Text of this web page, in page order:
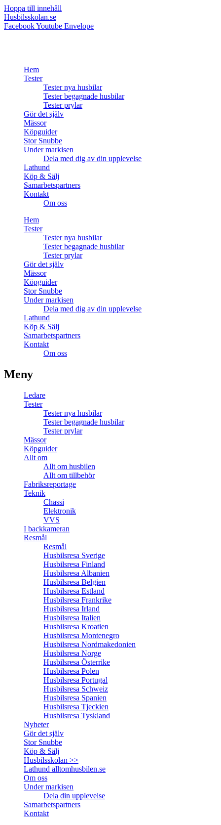
Hoppa till innehåll
Husbilsskolan.se
FacebookYoutube Envelope
Hem
Tester
Tester nya husbilar
Tester begagnade husbilar
Tester prylar
Gör det själv
Mässor
Köpguider
Stor Snubbe
Under markisen
Dela med dig av din upplevelse
Lathund
Köp & Sälj
Samarbetspartners
Kontakt
Om oss
Hem
Tester
Tester nya husbilar
Tester begagnade husbilar
Tester prylar
Gör det själv
Mässor
Köpguider
Stor Snubbe
Under markisen
Dela med dig av din upplevelse
Lathund
Köp & Sälj
Samarbetspartners
Kontakt
Om oss
Meny
Ledare
Tester
Tester nya husbilar
Tester begagnade husbilar
Tester prylar
Mässor
Köpguider
Allt om
Allt om husbilen
Allt om tillbehör
Fabriksreportage
Teknik
Chassi
Elektronik
VVS
I backkameran
Resmål
Resmål
Husbilsresa Sverige
Husbilsresa Finland
Husbilsresa Albanien
Husbilsresa Belgien
Husbilsresa Estland
Husbilsresa Frankrike
Husbilsresa Irland
Husbilsresa Italien
Husbilsresa Kroatien
Husbilsresa Montenegro
Husbilsresa Nordmakedonien
Husbilsresa Norge
Husbilsresa Österrike
Husbilsresa Polen
Husbilsresa Portugal
Husbilsresa Schweiz
Husbilsresa Spanien
Husbilsresa Tjeckien
Husbilsresa Tyskland
Nyheter
Gör det själv
Stor Snubbe
Köp & Sälj
Husbilsskolan >>
Lathund alltomhusbilen.se
Om oss
Under markisen
Dela din upplevelse
Samarbetspartners
Kontakt